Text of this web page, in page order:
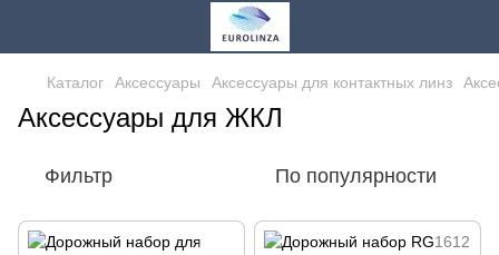
Каталог Аксессуары Аксессуары для контактных линз
Аксессуары для ЖКЛ
Фильтр По популярности